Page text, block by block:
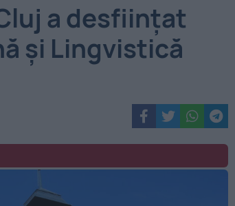
a desființat
și Lingvistică